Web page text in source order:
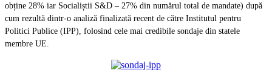
obține 28% iar Socialiștii S&D – 27% din numărul total de mandate) după
cum rezultă dintr-o analiză finalizată recent de către Institutul pentru
Politici Publice (IPP), folosind cele mai credibile sondaje din statele
membre UE.